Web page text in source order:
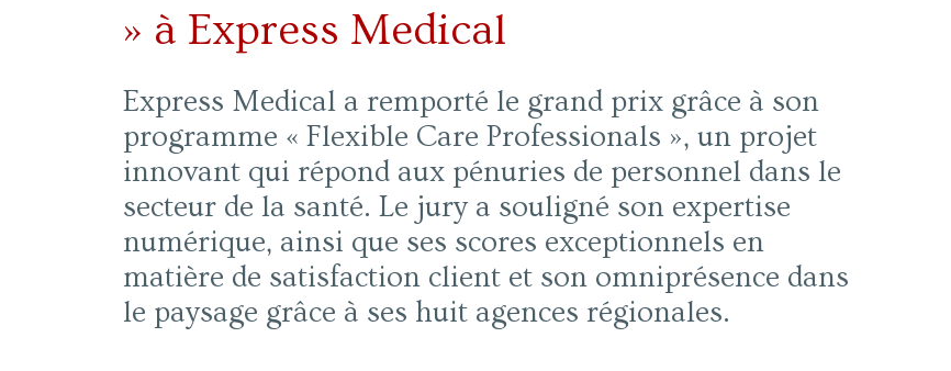
» à Express Medical
Express Medical a remporté le grand prix grâce à son
programme « Flexible Care Professionals », un projet
innovant qui répond aux pénuries de personnel dans le
secteur de la santé. Le jury a souligné son expertise
numérique, ainsi que ses scores exceptionnels en
matière de satisfaction client et son omniprésence dans
le paysage grâce à ses huit agences régionales.